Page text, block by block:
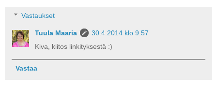
Vastaukset
Tuula Maaria
30.4.2014 klo 9.57
Kiva, kiitos linkityksestä :)
Vastaa